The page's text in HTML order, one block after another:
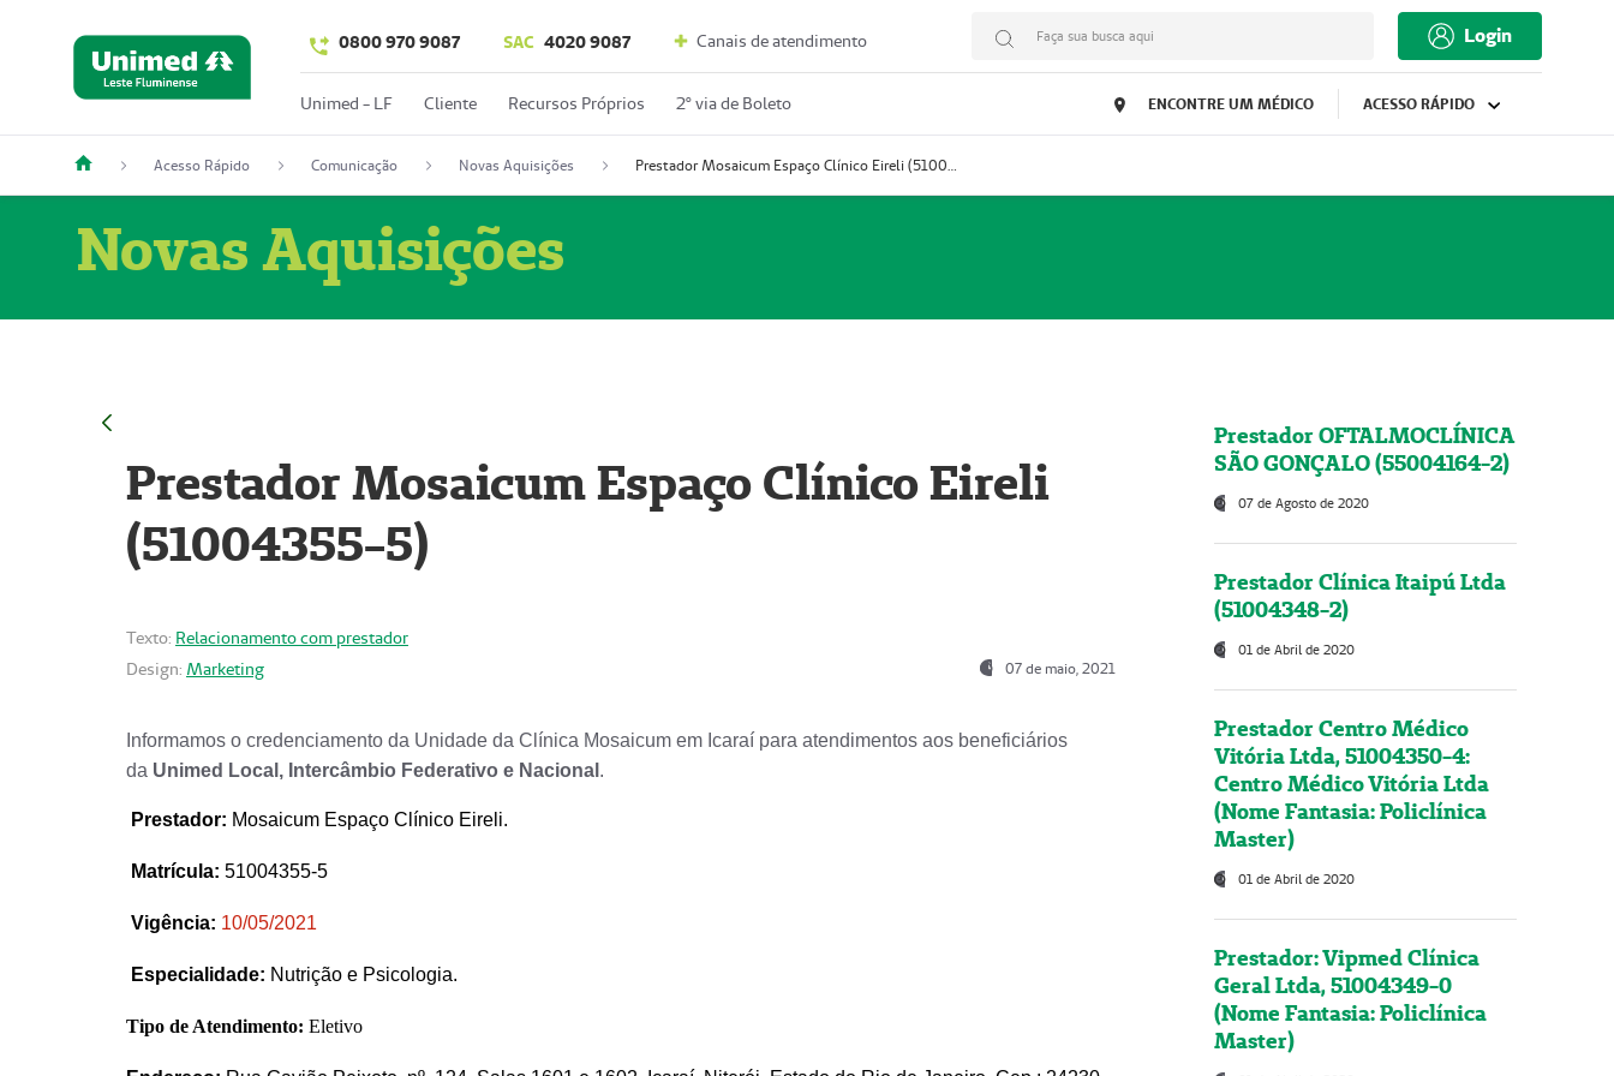
0800 970 9087 SAC 4020 9087 Canais de atendimento Faça sua busca aqui Login
Unimed - LF Cliente Recursos Próprios 2º via de Boleto ENCONTRE UM MÉDICO ACESSO RÁPIDO
Acesso Rápido Comunicação Novas Aquisições Prestador Mosaicum Espaço Clínico Eireli (51004355-5)
Novas Aquisições
Prestador Mosaicum Espaço Clínico Eireli
(51004355-5)
Texto: Relacionamento com prestador
Design: Marketing 07 de maio, 2021
Informamos o credenciamento da Unidade da Clínica Mosaicum em Icaraí para atendimentos aos beneficiários
da Unimed Local, Intercâmbio Federativo e Nacional .
Prestador: Mosaicum Espaço Clínico Eireli.
Matrícula: 51004355-5
Vigência: 10/05/2021
Especialidade: Nutrição e Psicologia.
Tipo de Atendimento: Eletivo
Prestador OFTALMOCLÍNICA
SÃO GONÇALO (55004164-2)
07 de Agosto de 2020
Prestador Clínica Itaipú Ltda
(51004348-2)
01 de Abril de 2020
Prestador Centro Médico
Vitória Ltda, 51004350-4:
Centro Médico Vitória Ltda
(Nome Fantasia: Policlínica
Master)
01 de Abril de 2020
Prestador: Vipmed Clínica
Geral Ltda, 51004349-0
(Nome Fantasia: Policlínica
Master)